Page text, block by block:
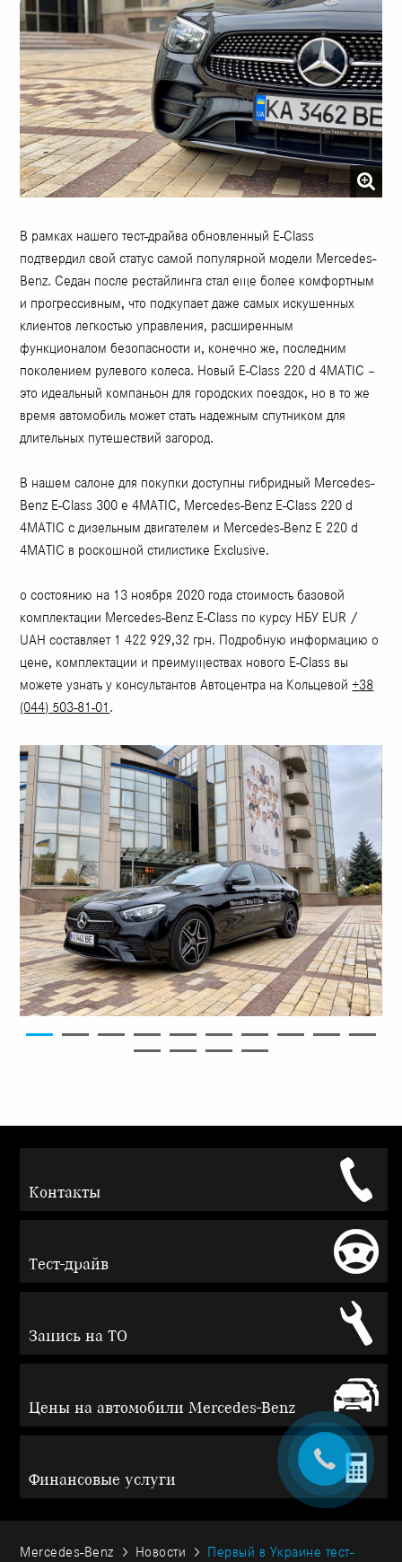
В рамках нашего тест-драйва обновленный E-Class
подтвердил свой статус самой популярной модели Mercedes-
Benz. Седан после рестайлинга стал еще более комфортным
и прогрессивным, что подкупает даже самых искушенных
клиентов легкостью управления, расширенным
функционалом безопасности и, конечно же, последним
поколением рулевого колеса. Новый E-Class 220 d 4MATIC –
это идеальный компаньон для городских поездок, но в то же
время автомобиль может стать надежным спутником для
длительных путешествий загород.
В нашем салоне для покупки доступны гибридный Mercedes-
Benz E-Class 300 e 4MATIC, Mercedes-Benz E-Class 220 d
4MATIC с дизельным двигателем и Mercedes-Benz E 220 d
4MATIC в роскошной стилистике Exclusive.
о состоянию на 13 ноября 2020 года стоимость базовой
комплектации Mercedes-Benz E-Class по курсу НБУ EUR /
UAH составляет 1 422 929,32 грн. Подробную информацию о
цене, комплектации и преимуществах нового E-Class вы
можете узнать у консультантов Автоцентра на Кольцевой+38
(044) 503-81-01 .
Контакты
Тест-драйв
Запись на ТО
Цены на автомобили Mercedes-Benz
Финансовые услуги
Mercedes-Benz Новости
Первый в Украине тест-